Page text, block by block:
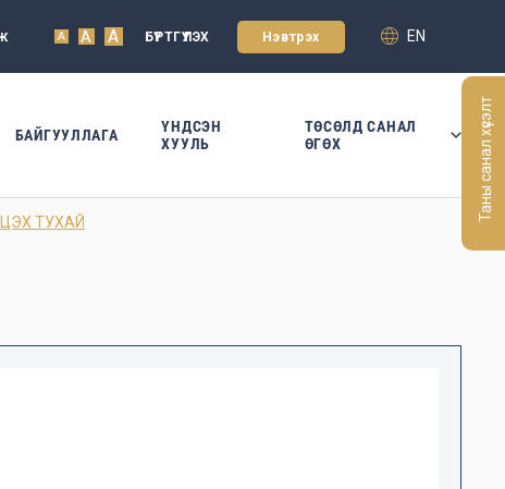
A A A БҮРТГҮҮЛЭХ Нэвтрэх EN
БАЙГУУЛЛАГА
ҮНДСЭН
ХУУЛЬ
ТӨСӨЛД САНАЛ
ӨГӨХ
ТУХАЙ Таны санал хүсэлт